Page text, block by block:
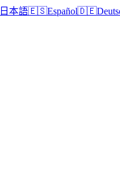
日本語🇪🇸Español🇩🇪